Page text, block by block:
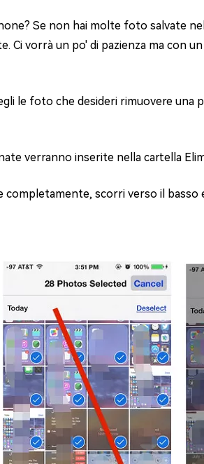
Se non hai molte foto salvate
Ci vorrà un po' di pazienza ma con
le foto che desideri rimuovere una
verranno inserite nella cartella
completamente, scorri verso il basso